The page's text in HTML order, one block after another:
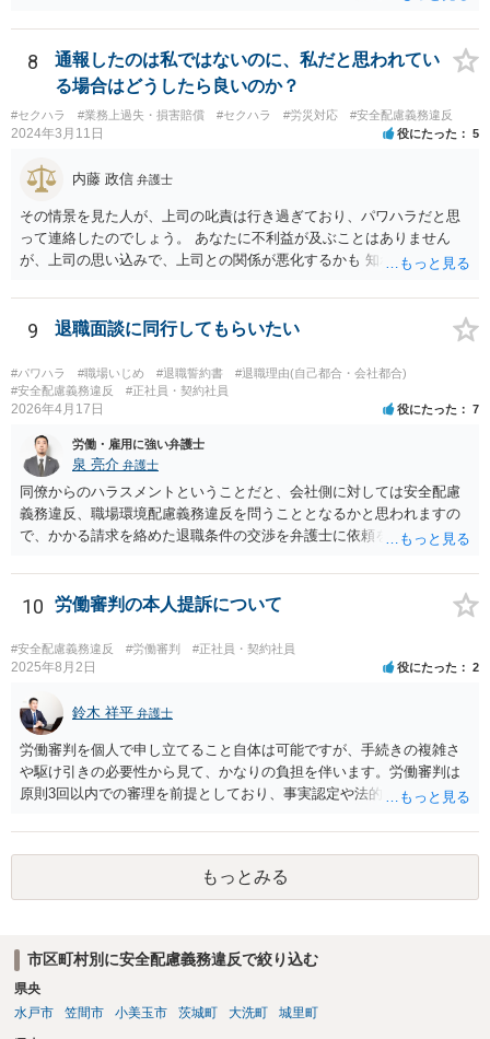
をもっていますので。
8
通報したのは私ではないのに、私だと思われてい
る場合はどうしたら良いのか？
#セクハラ #業務上過失・損害賠償 #セクハラ #労災対応 #安全配慮義務違反
2024年3月11日 役にたった 5
内藤 政信 弁護士
その情景を見た人が、上司の叱責は行き過ぎており、パワハラだと思
って連絡したのでしょう。 あなたに不利益が及ぶことはありません
が、上司の思い込みで、上司との関係が悪化するかも 知れませんね。
9 退職面談に同行してもらいたい
#パワハラ #職場いじめ #退職誓約書
#退職理由(自己都合・会社都合)
#安全配慮義務違反
#正社員・契約社員
2026年4月17日 役にたった 7
労働・雇用に強い弁護士
泉 亮介 弁護士
同僚からのハラスメントということだと、会社側に対しては安全配慮
義務違反、職場環境配慮義務違反を問うこととなるかと思われますの
で、かかる請求を絡めた退職条件の交渉を弁護士に依頼をされた方が
くなり全て弁護士が窓口となるため精神的な負担も軽くなるでしょ
う。
10 労働審判の本人提訴について
#安全配慮義務違反 #労働審判 #正社員・契約社員
2025年8月2日 役にたった 2
鈴木 祥平 弁護士
労働審判を個人で申し立てること自体は可能ですが、手続きの複雑さ
や駆け引きの必要性から見て、かなりの負担を伴います。労働審判は
原則3回以内での審理を前提としており、事実認定や法的評価に加え
的判断が求められます。 申立書や証拠説明書を丁寧に作成されたこと
は評価されるべきですが、書面の出来だけで結果が決まるわけではあ
りません。審判委員会は、書面よりも実際のやり取りや和解に向けた
姿勢を重視します。したがって、書面のチェックだけを第三者に依頼
くい可能性があります。 また、仮に審判が出たとしても、相手方が異
議を申し立てれば通常訴訟に移行します。その場合は、改めて訴訟の
主張立証をしなければならず、事実上ゼロからの再スタートとなりま
す。したがって、労働審判の場で和解を成立させることが最も現実的
かつ負担の少ない解決方法です。 本人申立てであっても、できれば労
もっとみる
市区町村別に安全配慮義務違反で絞り込む
県央
水戸市
笠間市 小美玉市 茨城町 大洗町 城里町